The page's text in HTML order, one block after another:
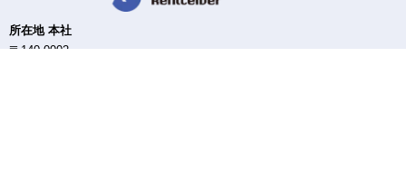
所在地 本社
〒140-0002